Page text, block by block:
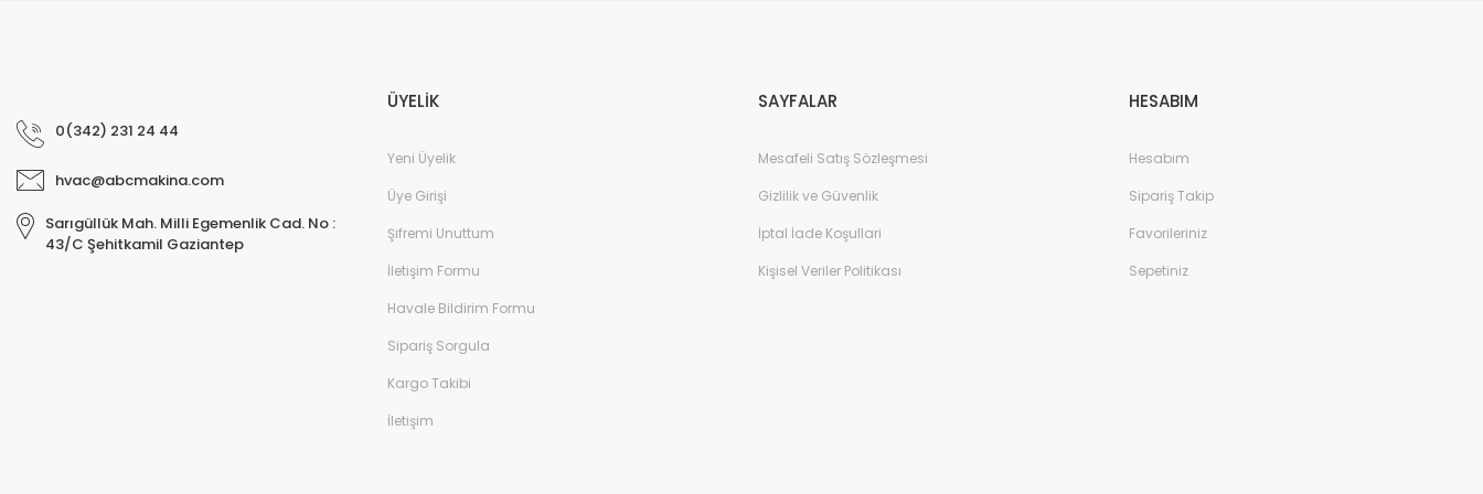
0(342) 231 24 44
hvac@abcmakina.com
Sarıgüllük Mah. Milli Egemenlik Cad. No :
43/C Şehitkamil Gaziantep
ÜYELİK
Yeni Üyelik
Üye Girişi
Şifremi Unuttum
İletişim Formu
Havale Bildirim Formu
Sipariş Sorgula
Kargo Takibi
İletişim
SAYFALAR
Mesafeli Satış Sözleşmesi
Gizlilik ve Güvenlik
İptal İade Koşullari
Kişisel Veriler Politikası
HESABIM
Hesabım
Sipariş Takip
Favorileriniz
Sepetiniz